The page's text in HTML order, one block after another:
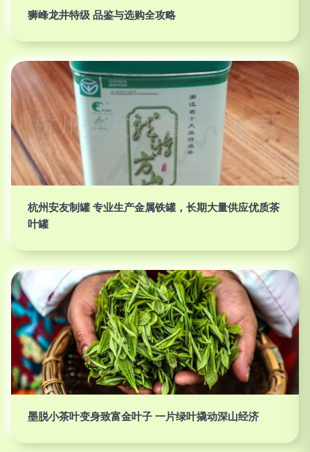
狮峰龙井特级 品鉴与选购全攻略
杭州安友制罐 专业生产金属铁罐，长期大量供应优质茶
叶罐
墨脱小茶叶变身致富金叶子 一片绿叶撬动深山经济